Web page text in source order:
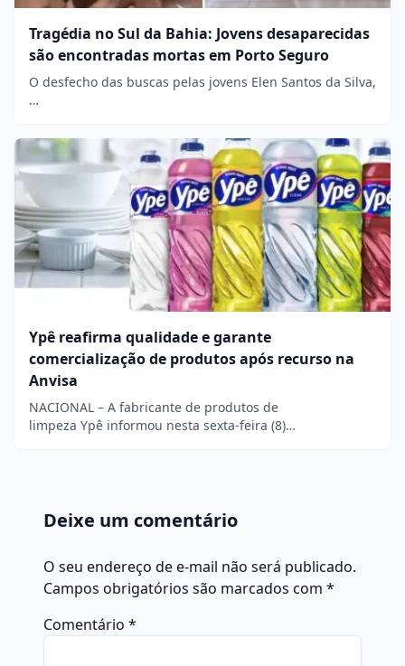
Tragédia no Sul da Bahia: Jovens desaparecidas
são encontradas mortas em Porto Seguro
O desfecho das buscas pelas jovens Elen Santos da Silva,
…
Ypê reafirma qualidade e garante
comercialização de produtos após recurso na
Anvisa
NACIONAL – A fabricante de produtos de
limpeza Ypê informou nesta sexta-feira (8)…
Deixe um comentário
O seu endereço de e-mail não será publicado.
Campos obrigatórios são marcados com *
Comentário *